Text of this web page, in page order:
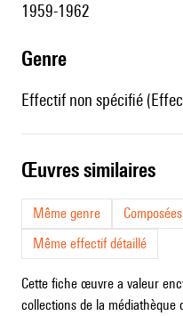
1959-1962
genre
Effectif non spécifié
œuvres similaires
Même genre
Même effectif détaillé
Cette fiche œuvre a valeur
collections de la médiathèque